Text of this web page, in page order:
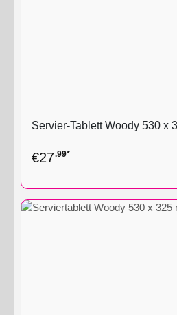
Servier-Tablett Woody 530 x
€27.99*